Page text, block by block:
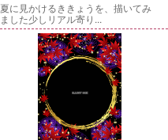
夏に見かけるききょうを、描いてみ
ました少しリアル寄り...